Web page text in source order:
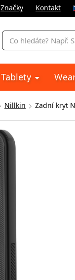
Značky Kontakt
Vyhledávání
Tablety
Nillkin Zadní kryt